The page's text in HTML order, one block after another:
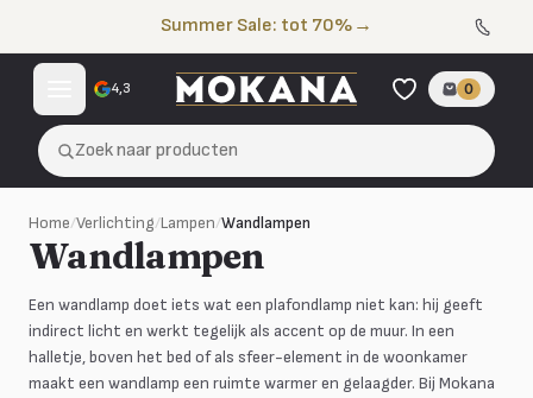
Summer Sale: tot 70% →
4,3 0
Zoek naar producten
Home/Verlichting/Lampen/Wandlampen
Wandlampen
Een wandlamp doet iets wat een plafondlamp niet kan: hij geeft
indirect licht en werkt tegelijk als accent op de muur. In een
halletje, boven het bed of als sfeer-element in de woonkamer
maakt een wandlamp een ruimte warmer en gelaagder. Bij Mokana